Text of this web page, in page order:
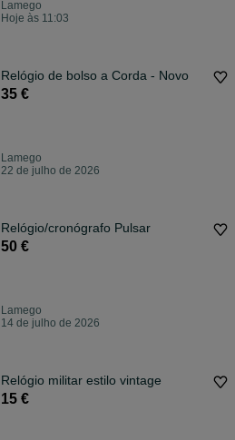
Lamego
Hoje às 11:03
Relógio de bolso a Corda - Novo
35 €
Lamego
22 de julho de 2026
Relógio/cronógrafo Pulsar
50 €
Lamego
14 de julho de 2026
Relógio militar estilo vintage
15 €